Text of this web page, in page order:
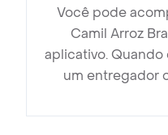
Você pode
Camil Arroz
aplicativo.
um entregador